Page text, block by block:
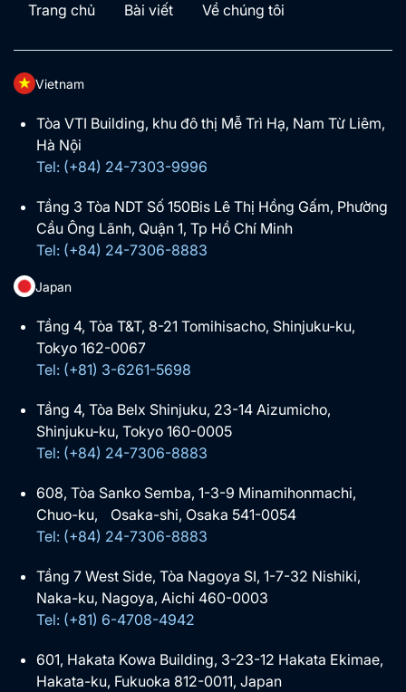
Trang chủ Bài viết Về chúng tôi
Vietnam
Tòa VTI Building, khu đô thị Mễ Trì Hạ, Nam Từ Liêm,
Hà Nội
Tel: (+84) 24-7303-9996
Tầng 3 Tòa NDT Số 150Bis Lê Thị Hồng Gấm, Phường
Cầu Ông Lãnh, Quận 1, Tp Hồ Chí Minh
Tel: (+84) 24-7306-8883
Japan
Tầng 4, Tòa T&T, 8-21 Tomihisacho, Shinjuku-ku,
Tokyo 162-0067
Tel: (+81) 3-6261-5698
Tầng 4, Tòa Belx Shinjuku, 23-14 Aizumicho,
Shinjuku-ku, Tokyo 160-0005
Tel: (+84) 24-7306-8883
608, Tòa Sanko Semba, 1-3-9 Minamihonmachi,
Chuo-ku, Osaka-shi, Osaka 541-0054
Tel: (+84) 24-7306-8883
Tầng 7 West Side, Tòa Nagoya SI, 1-7-32 Nishiki,
Naka-ku, Nagoya, Aichi 460-0003
Tel: (+81) 6-4708-4942
601, Hakata Kowa Building, 3-23-12 Hakata Ekimae,
Hakata-ku, Fukuoka 812-0011, Japan